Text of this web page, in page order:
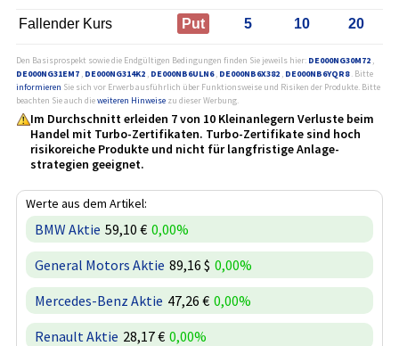
Fallender Kurs Put 5 10 20
Den Basisprospekt sowie die Endgültigen Bedingungen finden Sie jeweils hier: DE000NG30M72 ,
DE000NG31EM7 , DE000NG314K2 , DE000NB6ULN6, DE000NB6X382 , DE000NB6YQR8. Bitte
informieren Sie sich vor Erwerb ausführlich über Funktionsweise und Risiken der Produkte. Bitte
beachten Sie auch dieweiteren Hinweise zu dieser Werbung.
Im Durchschnitt erleiden 7 von 10 Kleinanlegern Verluste beim
Handel mit Turbo-Zertifikaten. Turbo-Zertifikate sind hoch
risikoreiche Produkte und nicht für langfristige Anlage­
strategien geeignet.
Werte aus dem Artikel:
BMW Aktie 59,10 € 0,00%
General Motors Aktie 89,16 $ 0,00%
Mercedes-Benz Aktie 47,26 € 0,00%
Renault Aktie 28,17 € 0,00%